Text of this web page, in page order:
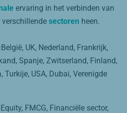
ervaring in het verbinden van
sectoren heen.
België, UK, Nederland, Frankrijk,
Spanje, Zwitserland, Finland,
Turkije, USA, Dubai, Verenigde
FMCG, Financiële sector,